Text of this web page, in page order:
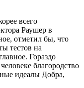
всего
Раушер в
отметил бы, что
тестов на
Гораздо
благородство
идеалы Добра,